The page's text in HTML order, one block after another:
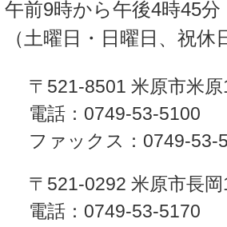
午前9時から午後4時45分
（土曜日・日曜日、祝
〒521-8501 米原市米
電話：0749-53-5100
ファックス：0749-53-
〒521-0292 米原市長
電話：0749-53-5170